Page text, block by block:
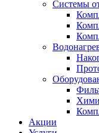
Системы
Акции